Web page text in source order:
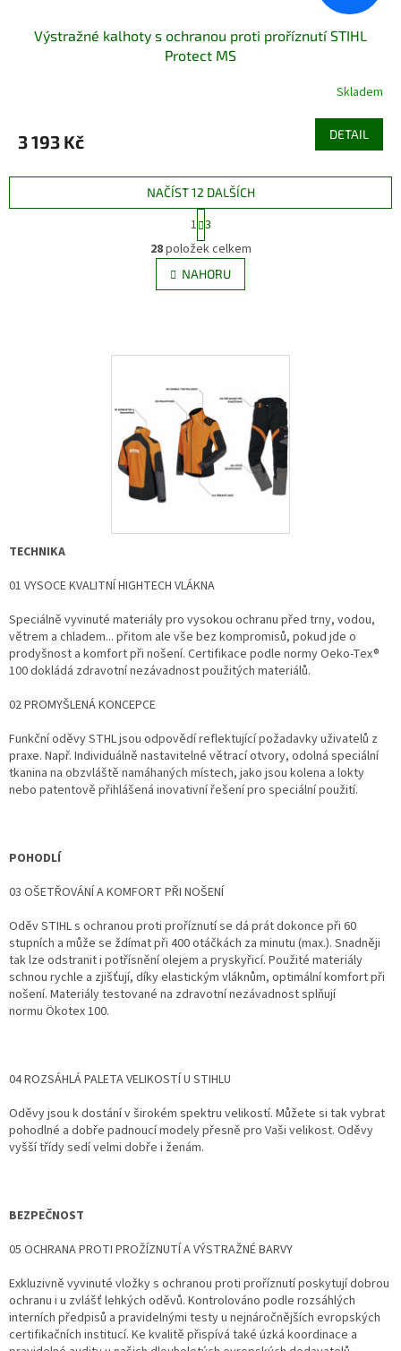
Výstražné kalhoty s ochranou proti proříznutí STIHL
Protect MS
Skladem
3 193 Kč DETAIL
O
v
l
á
í
r
v
k
y
v
ý
p
s
NAČÍST 12 DALŠÍCH
S
t
r
á
n
k
n
1 3
28položek celkem
NAHORU
TECHNIKA
01 VYSOCE KVALITNÍ HIGHTECH VLÁKNA
Speciálně vyvinuté materiály pro vysokou ochranu před trny, vodou,
větrem a chladem... přitom ale vše bez kompromisů, pokud jde o
prodyšnost a komfort při nošení. Certifikace podle normy Oeko-Tex®
100 dokládá zdravotní nezávadnost použitých materiálů.
02 PROMYŠLENÁ KONCEPCE
Funkční oděvy STHL jsou odpovědí reflektující požadavky uživatelů z
praxe. Např. Individuálně nastavitelné větrací otvory, odolná speciální
tkanina na obzvláště namáhaných místech, jako jsou kolena a lokty
nebo patentově přihlášená inovativní řešení pro speciální použití.
POHODLÍ
03 OŠETŘOVÁNÍ A KOMFORT PŘI NOŠENÍ
Oděv STIHL s ochranou proti proříznutí se dá prát dokonce při 60
stupních a může se ždímat při 400 otáčkách za minutu (max.). Snadněji
tak lze odstranit i potřísnění olejem a pryskyřicí. Použité materiály
schnou rychle a zjišťují, díky elastickým vláknům, optimální komfort při
nošení. Materiály testované na zdravotní nezávadnost splňují
normu Ökotex 100.
04 ROZSÁHLÁ PALETA VELIKOSTÍ U STIHLU
Oděvy jsou k dostání v širokém spektru velikostí. Můžete si tak vybrat
pohodlné a dobře padnoucí modely přesně pro Vaši velikost. Oděvy
vyšší třídy sedí velmi dobře i ženám.
BEZPEČNOST
05 OCHRANA PROTI PROŽÍZNUTÍ A VÝSTRAŽNÉ BARVY
Exkluzivně vyvinuté vložky s ochranou proti proříznutí poskytují dobrou
ochranu i u zvlášť lehkých oděvů. Kontrolováno podle rozsáhlých
interních předpisů a pravidelnými testy u nejnáročnějších evropských
certifikačních institucí. Ke kvalitě přispívá také úzká koordinace a